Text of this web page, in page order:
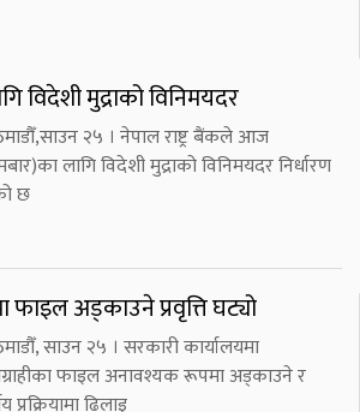
मुद्राको विनिमयदर
२५ । नेपाल राष्ट्र बैंकले आज
लागि विदेशी मुद्राको विनिमयदर निर्धारण
छ
फाइल अड्काउने प्रवृत्ति घट्यो
साउन २५ । सरकारी कार्यालयमा
फाइल अनावश्यक रूपमा अड्काउने र